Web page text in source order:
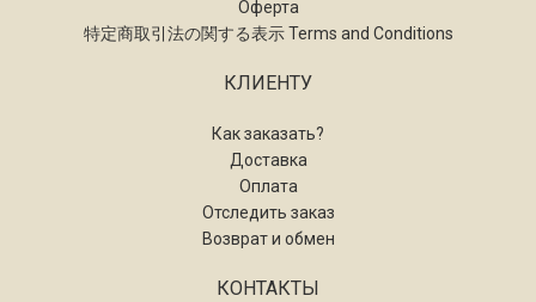
Оферта
特定商取引法の関する表示 Terms and Conditions
КЛИЕНТУ
Как заказать?
Доставка
Оплата
Отследить заказ
Возврат и обмен
КОНТАКТЫ